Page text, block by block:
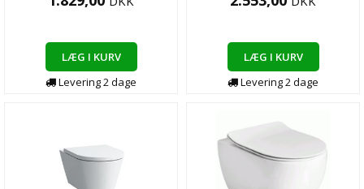
LÆG I KURV
Levering2dage
LÆG I KURV
Levering2dage